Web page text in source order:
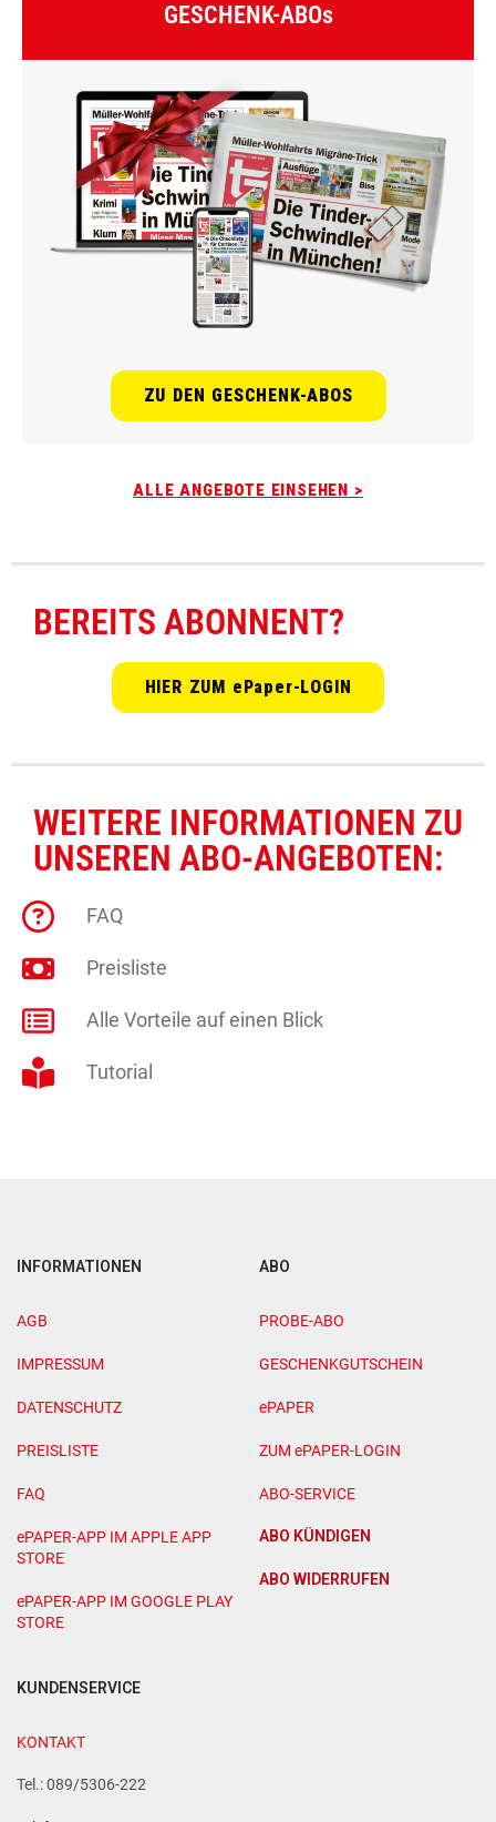
GESCHENK-ABOs
ZU DEN GESCHENK-ABOS
ALLE ANGEBOTE EINSEHEN >
BEREITS ABONNENT?
HIER ZUM ePaper-LOGIN
WEITERE INFORMATIONEN ZU
UNSEREN ABO-ANGEBOTEN:
FAQ
Preisliste
Alle Vorteile auf einen Blick
Tutorial
INFORMATIONEN
AGB
IMPRESSUM
DATENSCHUTZ
PREISLISTE
FAQ
ePAPER-APP IM APPLE APP
STORE
ePAPER-APP IM GOOGLE PLAY
STORE
ABO
PROBE-ABO
GESCHENKGUTSCHEIN
ePAPER
ZUM ePAPER-LOGIN
ABO-SERVICE
ABO KÜNDIGEN
ABO WIDERRUFEN
KUNDENSERVICE
KONTAKT
Tel.: 089/5306-222